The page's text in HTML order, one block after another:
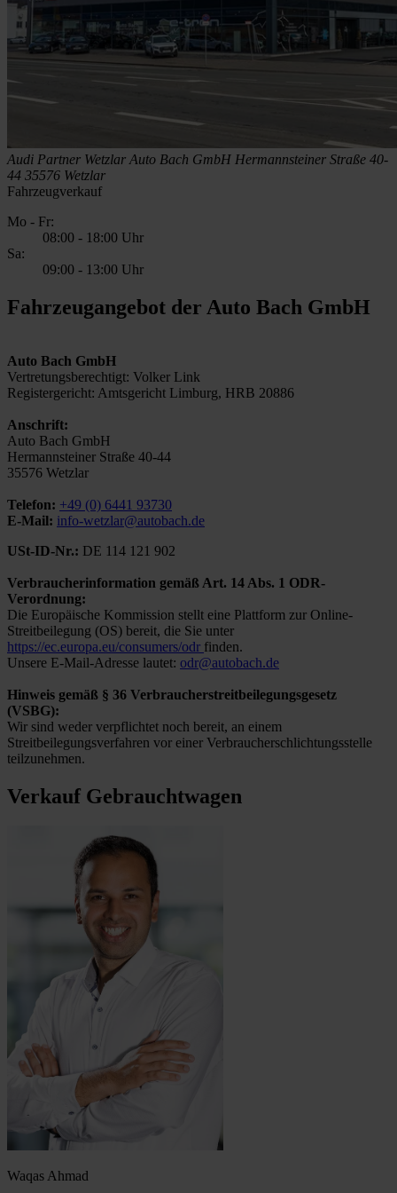
Audi Partner Wetzlar Auto Bach GmbH Hermannsteiner Straße 40-
44 35576 Wetzlar
Fahrzeugverkauf
Mo - Fr:
08:00 - 18:00 Uhr
Sa:
09:00 - 13:00 Uhr
Fahrzeugangebot der Auto Bach GmbH
Auto Bach GmbH
Vertretungsberechtigt: Volker Link
Registergericht: Amtsgericht Limburg, HRB 20886
Anschrift:
Auto Bach GmbH
Hermannsteiner Straße 40-44
35576 Wetzlar
Telefon: +49 (0) 6441 93730
E-Mail: info-wetzlar@autobach.de
USt-ID-Nr.: DE 114 121 902
Verbraucherinformation gemäß Art. 14 Abs. 1 ODR-
Verordnung:
Die Europäische Kommission stellt eine Plattform zur Online-
Streitbeilegung (OS) bereit, die Sie unter
https://ec.europa.eu/consumers/odr finden.
Unsere E-Mail-Adresse lautet: odr@autobach.de
Hinweis gemäß § 36 Verbraucherstreitbeilegungsgesetz
(VSBG):
Wir sind weder verpflichtet noch bereit, an einem
Streitbeilegungsverfahren vor einer Verbraucherschlichtungsstelle
teilzunehmen.
Verkauf Gebrauchtwagen
Waqas Ahmad